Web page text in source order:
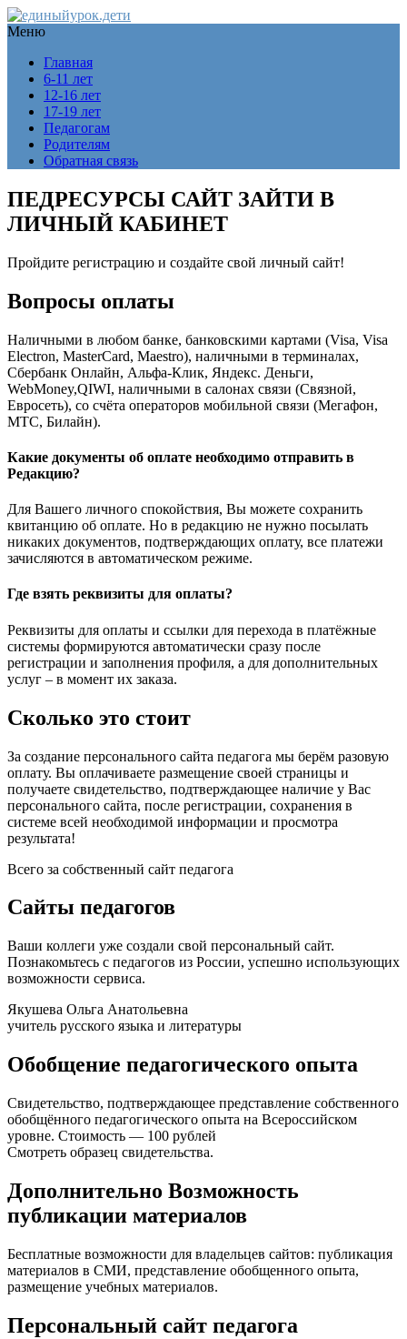
Меню
Главная
6-11 лет
12-16 лет
17-19 лет
Педагогам
Родителям
Обратная связь
ПЕДРЕСУРСЫ САЙТ ЗАЙТИ В
ЛИЧНЫЙ КАБИНЕТ
Пройдите регистрацию и создайте свой личный сайт!
Вопросы оплаты
Наличными в любом банке, банковскими картами (Visa, Visa
Electron, MasterCard, Maestro), наличными в терминалах,
Сбербанк Онлайн, Альфа-Клик, Яндекс. Деньги,
WebMoney,QIWI, наличными в салонах связи (Связной,
Евросеть), со счёта операторов мобильной связи (Мегафон,
МТС, Билайн).
Какие документы об оплате необходимо отправить в
Редакцию?
Для Вашего личного спокойствия, Вы можете сохранить
квитанцию об оплате. Но в редакцию не нужно посылать
никаких документов, подтверждающих оплату, все платежи
зачисляются в автоматичеcком режиме.
Где взять реквизиты для оплаты?
Реквизиты для оплаты и ссылки для перехода в платёжные
системы формируются автоматически сразу после
регистрации и заполнения профиля, а для дополнительных
услуг – в момент их заказа.
Сколько это стоит
За создание персонального сайта педагога мы берём разовую
оплату. Вы оплачиваете размещение своей страницы и
получаете свидетельство, подтверждающее наличие у Вас
персонального сайта, после регистрации, сохранения в
системе всей необходимой информации и просмотра
результата!
Всего за собственный сайт педагога
Сайты педагогов
Ваши коллеги уже создали свой персональный сайт.
Познакомьтесь с педагогов из России, успешно использующих
возможности сервиса.
Якушева Ольга Анатольевна
учитель русского языка и литературы
Обобщение педагогического опыта
Свидетельство, подтверждающее представление собственного
обобщённого педагогического опыта на Всероссийском
уровне. Стоимость — 100 рублей
Смотреть образец свидетельства.
Дополнительно Возможность
публикации материалов
Бесплатные возможности для владельцев сайтов: публикация
материалов в СМИ, представление обобщенного опыта,
размещение учебных материалов.
Персональный сайт педагога